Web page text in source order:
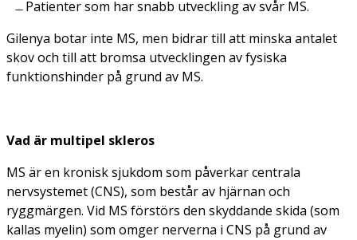
Patienter som har snabb utveckling av svår MS.
Gilenya botar inte MS, men bidrar till att minska antalet
skov och till att bromsa utvecklingen av fysiska
funktionshinder på grund av MS.
Vad är multipel skleros
MS är en kronisk sjukdom som påverkar centrala
nervsystemet (CNS), som består av hjärnan och
ryggmärgen. Vid MS förstörs den skyddande skida (som
kallas myelin) som omger nerverna i CNS på grund av